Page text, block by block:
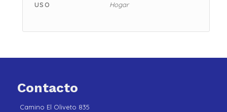
USO Hogar
Contacto
Camino El Oliveto 835